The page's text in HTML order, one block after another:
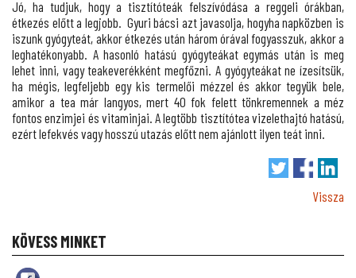
Jó, ha tudjuk, hogy a tisztítóteák felszívódása a reggeli órákban,
étkezés előtt a legjobb. Gyuri bácsi azt javasolja, hogyha napközben is
iszunk gyógyteát, akkor étkezés után három órával fogyasszuk, akkor a
leghatékonyabb. A hasonló hatású gyógyteákat egymás után is meg
lehet inni, vagy teakeverékként megfőzni. A gyógyteákat ne ízesítsük,
ha mégis, legfeljebb egy kis termelői mézzel és akkor tegyük bele,
amikor a tea már langyos, mert 40 fok felett tönkremennek a méz
fontos enzimjei és vitaminjai. A legtöbb tisztítótea vizelethajtó hatású,
ezért lefekvés vagy hosszú utazás előtt nem ajánlott ilyen teát inni.
Vissza
KÖVESS MINKET